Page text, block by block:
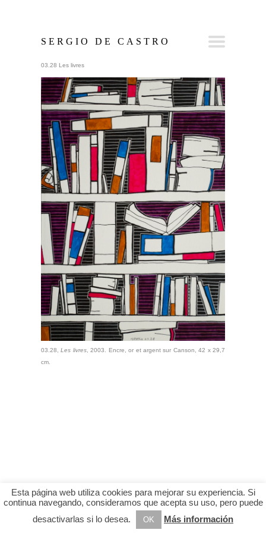
SERGIO DE CASTRO
03.28 Les livres
03.28,Les livres, 2003. Encre, or et argent sur Canson, 42 x 29,7
cm.
Esta página web utiliza cookies para mejorar su experiencia. Si
continua navegando, consideramos que acepta su uso, pero puede
desactivarlas si lo desea.
OK Más información